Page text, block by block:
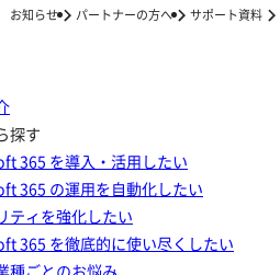
お知らせ パートナーの方へ サポート資料
探す
365 を導入・活用したい
365 の運用を自動化したい
ティを強化したい
365 を徹底的に使い尽くしたい
プランとは？メ
き企業の特徴も紹